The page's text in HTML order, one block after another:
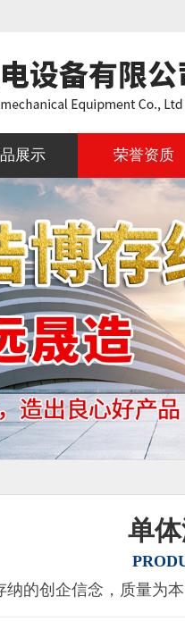
展示 荣誉资质
单
的创企信念，质量为